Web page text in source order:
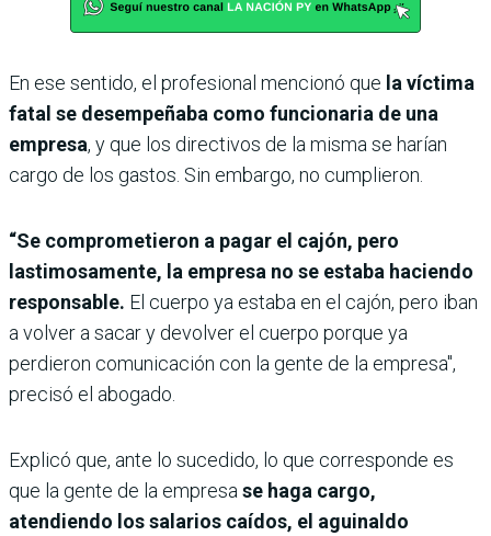
En ese sentido, el profesional mencionó que la víctima
fatal se desempeñaba como funcionaria de una
empresa, y que los directivos de la misma se harían
cargo de los gastos. Sin embargo, no cumplieron.
“Se comprometieron a pagar el cajón, pero
lastimosamente, la empresa no se estaba haciendo
responsable. El cuerpo ya estaba en el cajón, pero iban
a volver a sacar y devolver el cuerpo porque ya
perdieron comunicación con la gente de la empresa",
precisó el abogado.
Explicó que, ante lo sucedido, lo que corresponde es
que la gente de la empresa se haga cargo,
atendiendo los salarios caídos, el aguinaldo